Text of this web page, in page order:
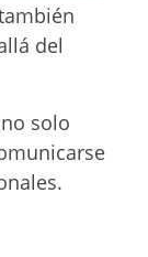
del
solo